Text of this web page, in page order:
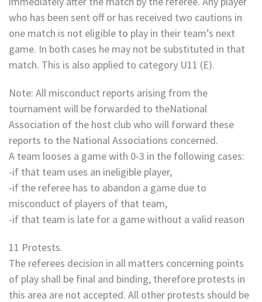
who has been sent off or has received two cautions in
one match is not eligible to play in their team’s next
game. In both cases he may not be substituted in that
match. This is also applied to category U11 (E).
Note: All misconduct reports arising from the
tournament will be forwarded to theNational
Association of the host club who will forward these
reports to the National Associations concerned.
A team looses a game with 0-3 in the following cases:
-if that team uses an ineligible player,
-if the referee has to abandon a game due to
misconduct of players of that team,
-if that team is late for a game without a valid reason
11 Protests.
The referees decision in all matters concerning points
of play shall be final and binding, therefore protests in
this area are not accepted. All other protests should be